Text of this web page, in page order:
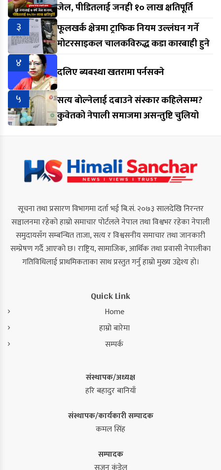
जेल, पीडितलाई जनही १० लाख क्षतिपूर्ति
३
फूलखर्क क्षेत्रमा ट्राफिक नियम उल्लंघन गर्ने
मोटरसाइकल चालकविरुद्ध कडा कारबाही हुने
४
दलिए ब्यबस्था खतरामा पर्नसक्ने
५
सत्य बोल्नेलाई दबाउने संस्कार कहिलेसम्म?
कुवेतको नेपाली समाजमा असन्तुष्टि चुलियो
सूचना तथा प्रसारण विभागमा दर्ता भई बि.सं. २०७३ सालदेखि निरन्तर
सञ्चालनमा रहेको हाम्रो समाचार पोर्टलले नेपाल तथा विश्वभर रहेका नेपाली
समुदायसँग सम्बन्धित ताजा, सत्य र विश्वसनीय समाचार तथा जानकारी
सम्प्रेषण गर्दै आएको छ। राष्ट्रिय, सामाजिक, आर्थिक तथा प्रवासी नेपालीका
गतिविधिलाई प्राथमिकताका साथ प्रस्तुत गर्नु हाम्रो मुख्य उद्देश्य हो।
Quick Link
Home
हाम्रो बारेमा
सम्पर्क
संस्थापक/अध्यक्ष
हरि बहादुर बानियाँ
संस्थापक/कार्यकारी सम्पादक
कमल सिंह
सम्पादक